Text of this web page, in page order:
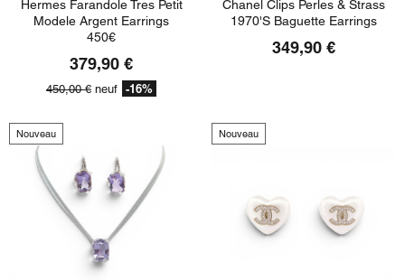
Hermes Farandole Tres Petit
Modele Argent Earrings
450€
379,90 €
450,00 € neuf -16%
Chanel Clips Perles & Strass
1970's Baguette Earrings
349,90 €
Nouveau Nouveau